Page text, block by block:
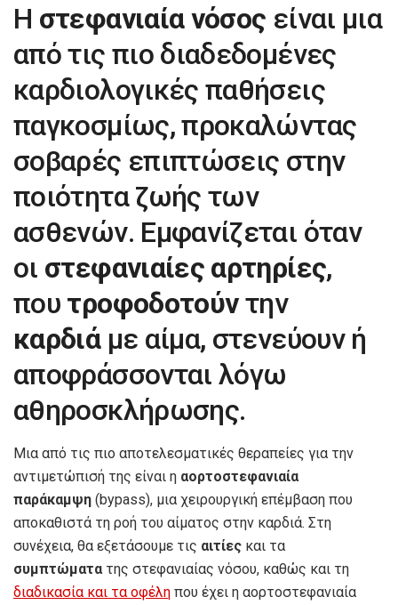
Η στεφανιαία νόσος είναι μια
από τις πιο διαδεδομένες
καρδιολογικές παθήσεις
παγκοσμίως, προκαλώντας
σοβαρές επιπτώσεις στην
ποιότητα ζωής των
ασθενών. Εμφανίζεται όταν
οι στεφανιαίες αρτηρίες,
που τροφοδοτούντην
καρδιάμε αίμα, στενεύουν ή
αποφράσσονται λόγω
αθηροσκλήρωσης.
Μια από τις πιο αποτελεσματικές θεραπείες για την
αντιμετώπισή της είναι η αορτοστεφανιαία
παράκαμψη (bypass), μια χειρουργική επέμβαση που
αποκαθιστά τη ροή του αίματος στην καρδιά. Στη
συνέχεια, θα εξετάσουμε τις αιτίες και τα
συμπτώματα της στεφανιαίας νόσου, καθώς και τη
διαδικασία και τα οφέλη που έχει η αορτοστεφανιαία